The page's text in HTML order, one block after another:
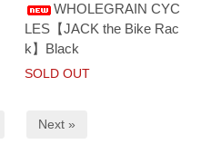
WHOLEGRAIN CYC
LES【JACK the Bike Rac
k】Black
SOLD OUT
Next »